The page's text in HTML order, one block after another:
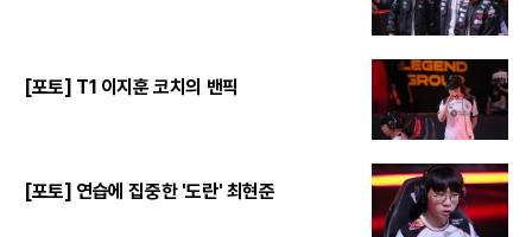
[포토] T1 이지훈 코치의 밴픽
[포토] 연습에 집중한 '도란' 최현준